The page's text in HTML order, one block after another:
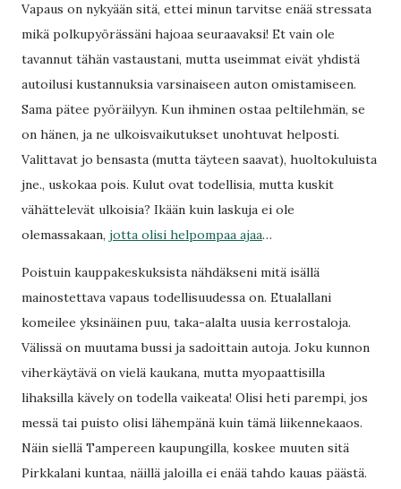
Vapaus on nykyään sitä, ettei minun tarvitse enää stressata
mikä polkupyörässäni hajoaa seuraavaksi! Et vain ole
tavannut tähän vastaustani, mutta useimmat eivät yhdistä
autoilusi kustannuksia varsinaiseen auton omistamiseen.
Sama pätee pyöräilyyn. Kun ihminen ostaa peltilehmän, se
on hänen, ja ne ulkoisvaikutukset unohtuvat helposti.
Valittavat jo bensasta (mutta täyteen saavat), huoltokuluista
jne., uskokaa pois. Kulut ovat todellisia, mutta kuskit
vähättelevät ulkoisia? Ikään kuin laskuja ei ole
olemassakaan, jotta olisi helpompaa ajaa…
Poistuin kauppakeskuksista nähdäkseni mitä isällä
mainostettava vapaus todellisuudessa on. Etualallani
komeilee yksinäinen puu, taka-alalta uusia kerrostaloja.
Välissä on muutama bussi ja sadoittain autoja. Joku kunnon
viherkäytävä on vielä kaukana, mutta myopaattisilla
lihaksilla kävely on todella vaikeata! Olisi heti parempi, jos
messä tai puisto olisi lähempänä kuin tämä liikennekaaos.
Näin siellä Tampereen kaupungilla, koskee muuten sitä
Pirkkalani kuntaa, näillä jaloilla ei enää tahdo kauas päästä.